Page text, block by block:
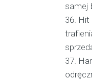
samej
Hit